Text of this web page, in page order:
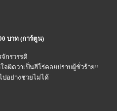
บาท (การ์ตูน)
กรวรรดิ
ผิดว่าเป็นฮีโร่คอยปราบผู้ชั่วร้าย!!
อย่างช่วยไม่ได้